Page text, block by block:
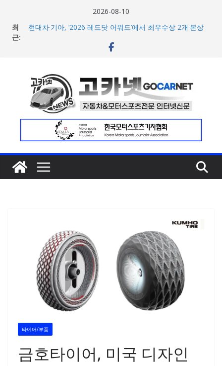
2026-08-10
최
근:
현대차·기아, ‘2026 레드닷 어워드’에서 최우수상 2개·본상
[신차] BMW, 8월 온라인 한정 에디션 3종 출시… 11일
이션 엔진’ 공개
벤틀리서울, 광주 신세계백화점에서 호남지역 최초 브랜드
팝업 오픈
BMW 레이디스 챔피언십 2026, 다양한 티켓 패키지 선보이
며 본격 대회 준비 돌입
타이어/부품
금호타이어, 미국 디자인